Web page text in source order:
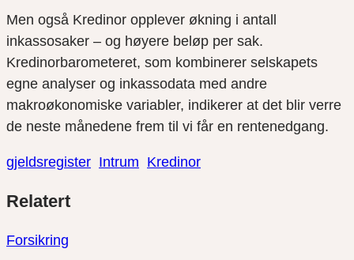
Men også Kredinor opplever økning i antall
inkassosaker – og høyere beløp per sak.
Kredinorbarometeret, som kombinerer selskapets
egne analyser og inkassodata med andre
makroøkonomiske variabler, indikerer at det blir verre
de neste månedene frem til vi får en rentenedgang.
gjeldsregister Intrum Kredinor
link
på
på
Relatert
Forsikring